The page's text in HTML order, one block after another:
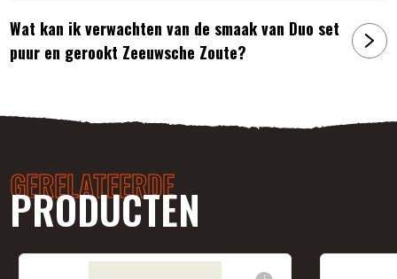
Wat kan ik verwachten van de smaak van Duo set
puur en gerookt Zeeuwsche Zoute?
GERELATEERDE
PRODUCTEN